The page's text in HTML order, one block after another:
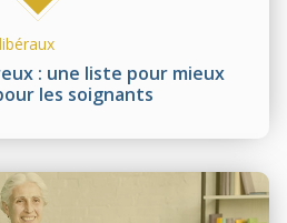
: une liste pour mieux
les soignants